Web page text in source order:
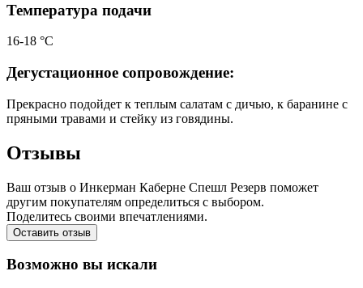
Температура подачи
16-18 °С
Дегустационное сопровождение:
Прекрасно подойдет к теплым салатам с дичью, к баранине с
пряными травами и стейку из говядины.
Отзывы
Ваш отзыв о Инкерман Каберне Спешл Резерв поможет
другим покупателям определиться с выбором.
Поделитесь своими впечатлениями.
Оставить отзыв
Возможно вы искали